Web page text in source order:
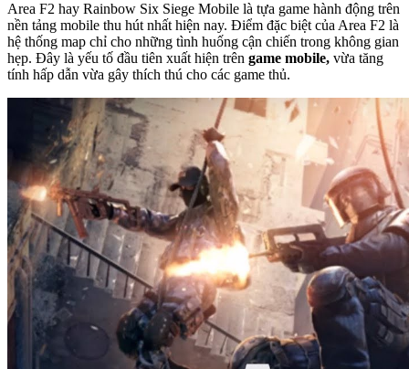
Area F2 hay Rainbow Six Siege Mobile là tựa game hành động trên
nền tảng mobile thu hút nhất hiện nay. Điểm đặc biệt của Area F2 là
hệ thống map chỉ cho những tình huống cận chiến trong không gian
hẹp. Đây là yếu tố đầu tiên xuất hiện trên game mobile, vừa tăng
tính hấp dẫn vừa gây thích thú cho các game thủ.